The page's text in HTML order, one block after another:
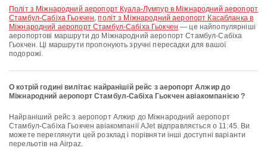
політ з Міжнародний аеропорт Куала-Лумпур в Міжнародний аеропорт
Стамбул-Сабіха Гьокчен,політ з Міжнародний аеропорт Касабланка в
Міжнародний аеропорт Стамбул-Сабіха Гьокчен — це найпопулярніші
аеропортові маршрути до Міжнародний аеропорт Стамбул-Сабіха
Гьокчен. Ці маршрути пропонують зручні пересадки для вашої
подорожі.
О котрій годині вилітає найранішій рейс з аеропорт Алжир до
Міжнародний аеропорт Стамбул-Сабіха Гьокчен авіакомпанією ?
Найраніший рейс з аеропорт Алжир до Міжнародний аеропорт
Стамбул-Сабіха Гьокчен авіакомпанії AJet відправляється о 11:45. Ви
можете переглянути цей розклад і порівняти інші доступні варіанти
перельотів на Airpaz.